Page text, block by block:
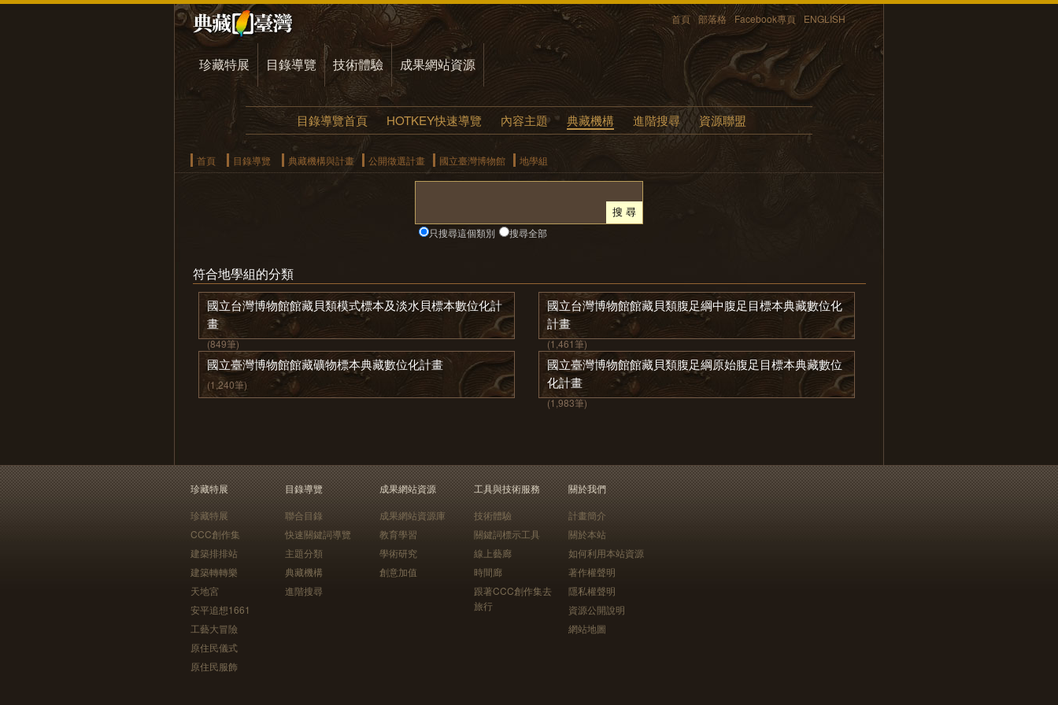
首頁 部落格 Facebook專頁 ENGLISH
珍藏特展 目錄導覽 技術體驗 成果網站資源
目錄導覽首頁 HOTKEY快速導覽 內容主題 典藏機構 進階搜尋 資源聯盟
首頁 目錄導覽 典藏機構與計畫 公開徵選計畫 國立臺灣博物館 地學組
只搜尋這個類別 搜尋全部
符合地學組的分類
國立台灣博物館館藏貝類模式標本及淡水貝標本數位化計
畫
(849筆)
國立台灣博物館館藏貝類腹足綱中腹足目標本典藏數位化
計畫
(1,461筆)
國立臺灣博物館館藏礦物標本典藏數位化計畫
(1,240筆)
國立臺灣博物館館藏貝類腹足綱原始腹足目標本典藏數位
化計畫
(1,983筆)
珍藏特展
珍藏特展
CCC創作集
建築排排站
建築轉轉樂
天地宮
安平追想1661
工藝大冒險
原住民儀式
原住民服飾
目錄導覽
聯合目錄
快速關鍵詞導覽
主題分類
典藏機構
進階搜尋
成果網站資源
成果網站資源庫
教育學習
學術研究
創意加值
工具與技術服務
技術體驗
關鍵詞標示工具
線上藝廊
時間廊
跟著CCC創作集去
旅行
關於我們
計畫簡介
關於本站
如何利用本站資源
著作權聲明
隱私權聲明
資源公開說明
網站地圖